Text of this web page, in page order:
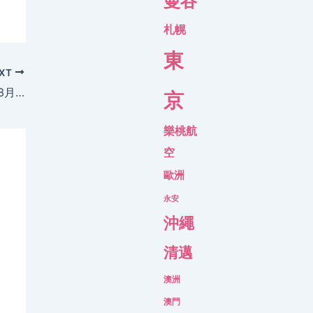
平過官網！香港 飛首爾 來回機位$699起，3月前出發 – 濟州航空
札幌
東
京
樂桃航
空
歐洲
永安
沖繩
清邁
澳洲
澳門